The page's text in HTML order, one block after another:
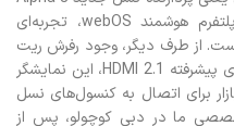
AI Processor 4K Gen3، در کنار پلتفرم هوشمند webOS، تجربه‌ای
از طرف دیگر، وجود رفرش ریت
120Hz بومی و مجهز بودن به پورت‌های پیشرفته HDMI 2.1، این نمایشگر
برای اتصال به کنسول‌های نسل
ما در دبی کوچولو، پس از